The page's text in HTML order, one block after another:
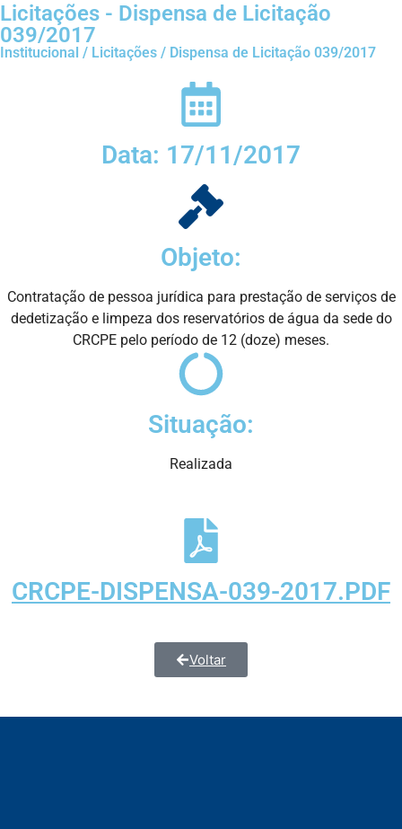
Licitações - Dispensa de Licitação
039/2017
Institucional / Licitações / Dispensa de Licitação 039/2017
Data: 17/11/2017
Objeto:
Contratação de pessoa jurídica para prestação de serviços de
dedetização e limpeza dos reservatórios de água da sede do
CRCPE pelo período de 12 (doze) meses.
Situação:
Realizada
CRCPE-DISPENSA-039-2017.PDF
Voltar